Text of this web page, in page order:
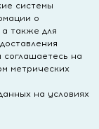
и возврата
системы
о
а также для
на
метрических
на условиях